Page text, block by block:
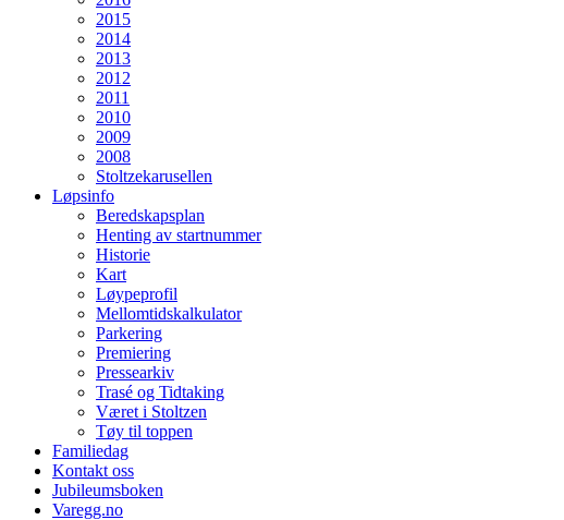
2015
2014
2013
2012
2011
2010
2009
2008
Stoltzekarusellen
Løpsinfo
Beredskapsplan
Henting av startnummer
Historie
Kart
Løypeprofil
Mellomtidskalkulator
Parkering
Premiering
Pressearkiv
Trasé og Tidtaking
Været i Stoltzen
Tøy til toppen
Familiedag
Kontakt oss
Jubileumsboken
Varegg.no